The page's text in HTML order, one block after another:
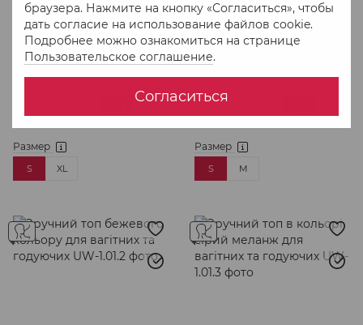
браузера. Нажмите на кнопку «Согласиться», чтобы
дать согласие на использование файлов cookie.
Подробнее можно ознакомиться на странице
Пользовательское соглашение.
Согласиться
Артикул: UW-1.02.2
Бежевий бюстгальтер з
сіткою для вагітних та
годуючих
1 049 грн
Размер
S XL
Артикул: UW-1.02.3
Молочний бюстгальтер
з сіткою для вагітних та
годуючих
1 049 грн
Размер
S M